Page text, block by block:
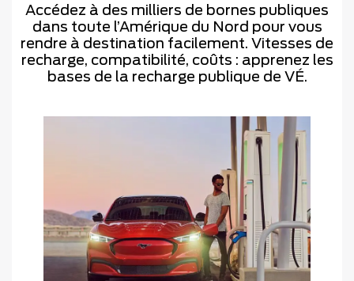
Accédez à des milliers de bornes publiques
dans toute l’Amérique du Nord pour vous
rendre à destination facilement. Vitesses de
recharge, compatibilité, coûts : apprenez les
bases de la recharge publique de VÉ.